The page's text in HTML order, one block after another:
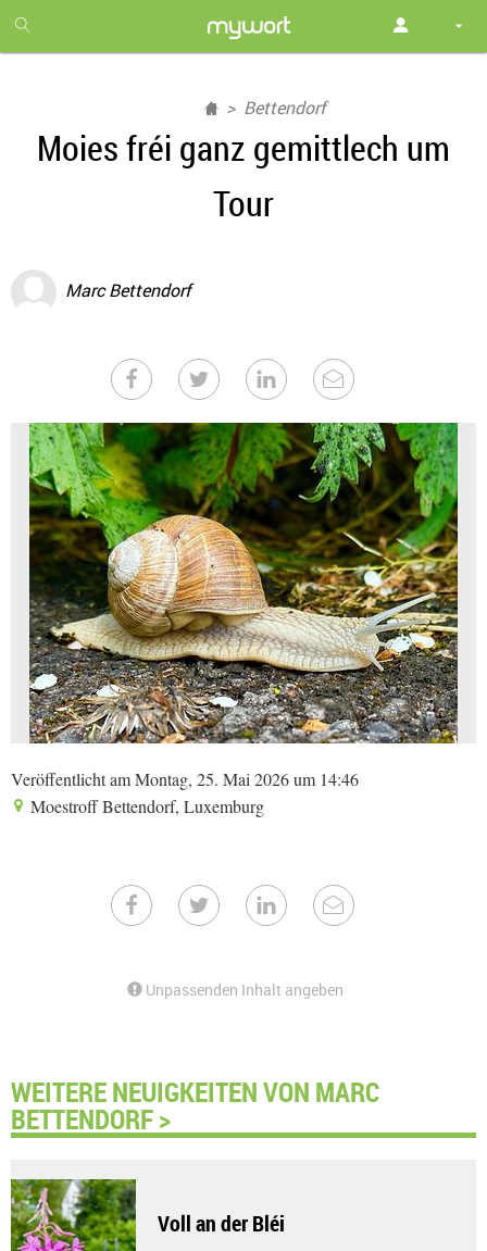
month
free
Bettendorf
Moies fréi ganz gemittlech um
Tour
Marc Bettendorf
Veröffentlicht am Montag, 25. Mai 2026 um 14:46
Moestroff Bettendorf, Luxemburg
Unpassenden Inhalt angeben
WEITERE NEUIGKEITEN VON MARC
BETTENDORF >
Voll an der Bléi